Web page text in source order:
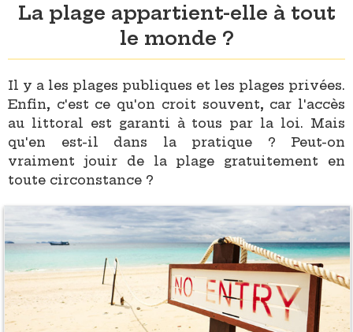
CULTURE
DESTINATIONS
La plage appartient-elle à tout
le monde ?
Il y a les plages publiques et les plages privées.
Enfin, c'est ce qu'on croit souvent, car l'accès
au littoral est garanti à tous par la loi. Mais
qu'en est-il dans la pratique ? Peut-on
vraiment jouir de la plage gratuitement en
toute circonstance ?